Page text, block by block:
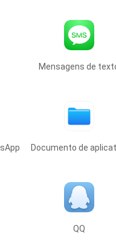
Mensagens de
Documento de
QQ